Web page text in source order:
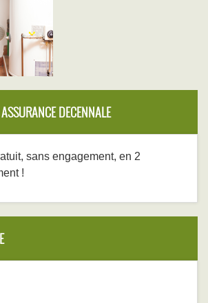
DECENNALE
sans engagement, en 2
!